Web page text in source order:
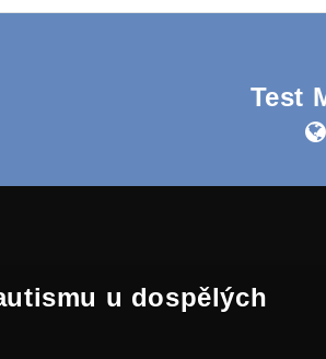
Test
u dospělých